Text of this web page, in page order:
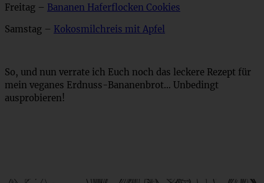
Freitag – Bananen Haferflocken Cookies
Samstag – Kokosmilchreis mit Apfel
So, und nun verrate ich Euch noch das leckere Rezept für
mein veganes Erdnuss-Bananenbrot… Unbedingt
ausprobieren!